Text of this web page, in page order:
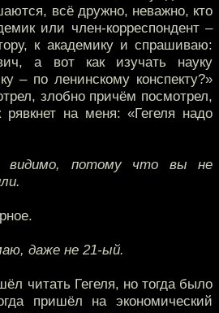
всё дружно, неважно, кто
или член-корреспондент –
к академику и спрашиваю:
а вот как изучать науку
– по ленинскому конспекту?»
злобно причём посмотрел,
рявкнет на меня: «Гегеля надо
потому что вы не
даже не 21-ый.
читать Гегеля, но тогда было
пришёл на экономический